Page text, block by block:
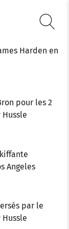
Harden en
pour les 2
Angeles
par le